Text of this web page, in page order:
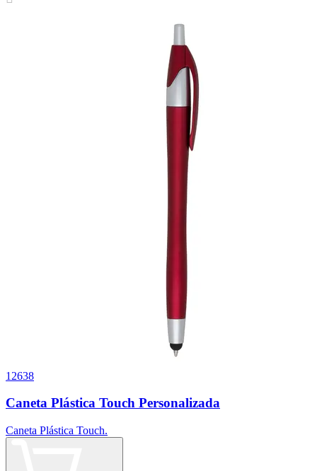
12638
Caneta Plástica Touch Personalizada
Caneta Plástica Touch.